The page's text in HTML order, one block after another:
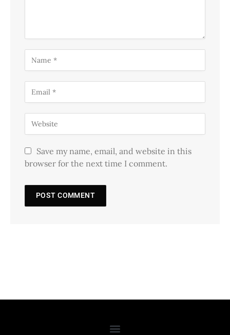
Save my name, email, and website in this
browser for the next time I comment.